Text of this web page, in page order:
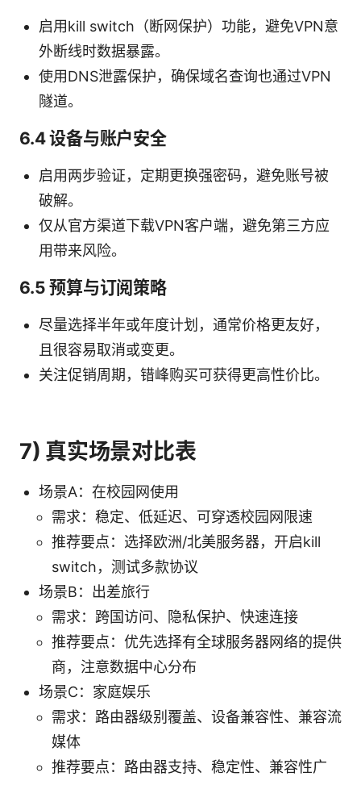
启用kill switch（断网保护）功能，避免VPN意
外断线时数据暴露。
使用DNS泄露保护，确保域名查询也通过VPN
隧道。
6.4 设备与账户安全
启用两步验证，定期更换强密码，避免账号被
破解。
仅从官方渠道下载VPN客户端，避免第三方应
用带来风险。
6.5 预算与订阅策略
尽量选择半年或年度计划，通常价格更友好，
且很容易取消或变更。
关注促销周期，错峰购买可获得更高性价比。
7) 真实场景对比表
场景A：在校园网使用
需求：稳定、低延迟、可穿透校园网限速
推荐要点：选择欧洲/北美服务器，开启kill
switch，测试多款协议
场景B：出差旅行
需求：跨国访问、隐私保护、快速连接
推荐要点：优先选择有全球服务器网络的提供
商，注意数据中心分布
场景C：家庭娱乐
需求：路由器级别覆盖、设备兼容性、兼容流
媒体
推荐要点：路由器支持、稳定性、兼容性广